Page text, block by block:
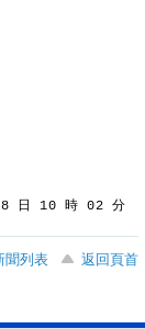
日 10 時 02 分
聞列表
返回頁首